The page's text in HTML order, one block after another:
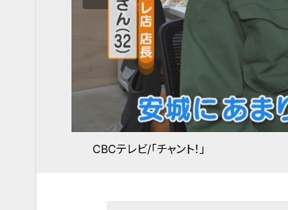
CBCテレビ/「チャント！」